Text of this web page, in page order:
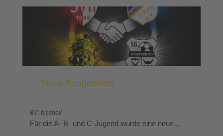
Neue Kooperation
BY: fussball
Für die A- B- und C-Jugend wurde eine neue…